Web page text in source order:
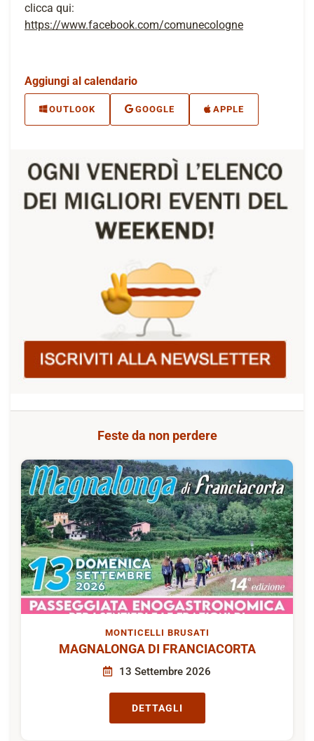
clicca qui:
https://www.facebook.com/comunecologne
Aggiungi al calendario
OUTLOOK GOOGLE APPLE
Feste da non perdere
MONTICELLI BRUSATI
MAGNALONGA DI FRANCIACORTA
13 Settembre 2026
DETTAGLI